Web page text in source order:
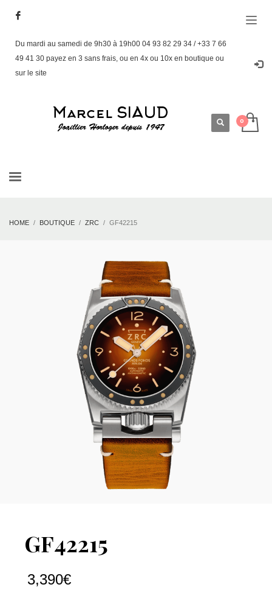
Du mardi au samedi de 9h30 à 19h00 04 93 82 29 34 / +33 7 66
49 41 30 payez en 3 sans frais, ou en 4x ou 10x en boutique ou
sur le site
HOME BOUTIQUE ZRC GF42215
GF42215
3,390€